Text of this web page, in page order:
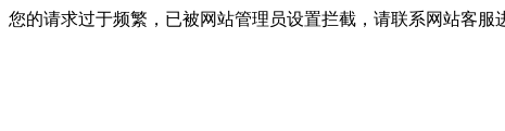
您的请求过于频繁，已被网站管理员设置拦截，请联系网站客服